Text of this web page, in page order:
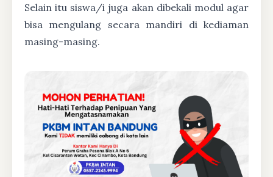
Selain itu siswa/i juga akan dibekali modul agar
bisa mengulang secara mandiri di kediaman
masing-masing.